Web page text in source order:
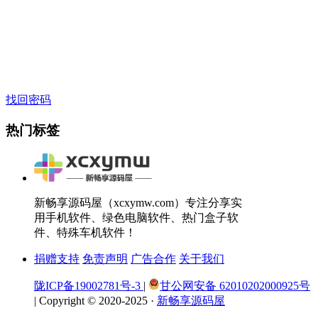
找回密码
热门标签
新畅享源码屋（xcxymw.com）专注分享实
用手机软件、绿色电脑软件、热门盒子软
件、特殊车机软件！
捐赠支持 免责声明 广告合作 关于我们
陇ICP备19002781号-3 |
甘公网安备 62010202000925号
| Copyright © 2020-2025 · 新畅享源码屋